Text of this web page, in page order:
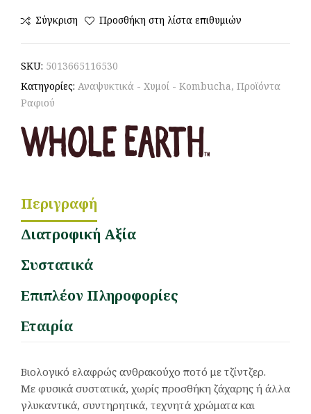
Σύγκριση Προσθήκη στη λίστα επιθυμιών
SKU: 5013665116530
Κατηγορίες: Αναψυκτικά - Χυμοί - Kombucha, Προϊόντα
Ραφιού
Περιγραφή
Διατροφική Αξία
Συστατικά
Επιπλέον Πληροφορίες
Εταιρία
Βιολογικό ελαφρώς ανθρακούχο ποτό με τζίντζερ.
Με φυσικά συστατικά, χωρίς προσθήκη ζάχαρης ή άλλα
γλυκαντικά, συντηρητικά, τεχνητά χρώματα και